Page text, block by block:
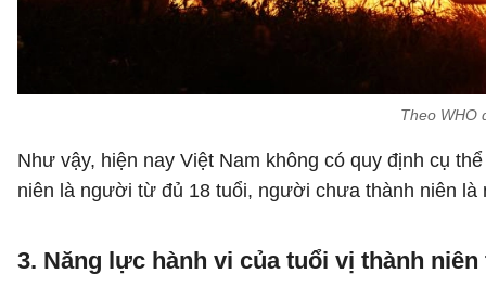
Theo WHO
Như vậy, hiện nay Việt Nam không có quy định cụ
niên là người từ đủ 18 tuổi, người chưa thành niên
3. Năng lực hành vi của tuổi vị thành